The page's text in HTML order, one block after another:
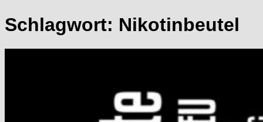
Schlagwort: Nikotinbeutel